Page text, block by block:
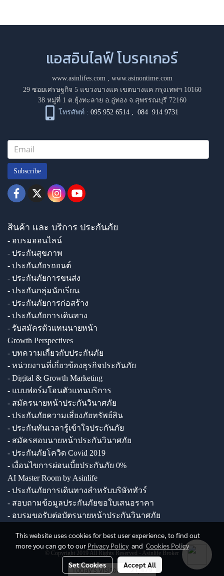
แอสอินไลฟ์ โบรคเกอร์
www.asinlifes.com
www.asinontime.com
29 ซอยเศรษฐกิจ 5 แขวงบางแค เขตบางแค กรุงเทพฯ 10160
38 หมู่ที่ 1 ต.ยุ้งทะลาย อ.อู่ทอง จ.สุพรรณบุรี 72160
โทรศัพท์ : 095 952 6514 ,084 914 9731
Subscribe
สินค้า และ บริการ ประกันภัย
- อบรมออนไลน์
- ประกันสุขภาพ
- ประกันภัยรถยนต์
- ประกันภัยการขนส่ง
- ประกันกลุ่มนักเรียน
- ประกันภัยการก่อสร้าง
- ประกันภัยการเดินทาง
- รับสมัครตัวแทนนายหน้า
Growth Perspectives
- บทความเกี่ยวกับประกันภัย
- หน่วยงานที่เกี่ยวข้องธุรกิจประกันภัย
- Digital & Growth Marketing
- แบบฟอร์มโอนตัวแทนบริการ
- สมัครนายหน้าประกันวินาศภัย
- ประกันภัยความเสี่ยงภัยทรัพย์สิน
- ประกันทันเวลารู้เข้าใจประกันภัย
- สมัครสอบนายหน้าประกันวินาศภัย
- ประกันภัยโควิด Covid 2019
- เงื่อนไขการผ่อนเบี้ยประกันภัย 0%
AI Master Room by Asinlife
- ประกันภัยการเดินทางสำหรับบริษัททัวร์
- สอบถามข้อมูลประกันภัยขอใบเสนอราคา
- อบรมขอรับต่อบัตรนายหน้าประกันวินาศภัย
© Copyright 2019 All Rights Reserved - Asinlife Broker
Today's visitor 21,479
This website uses cookies for best user experience, to find out
more you can go to our Privacy Policyand Cookies Policy
Set Cookies Accept All